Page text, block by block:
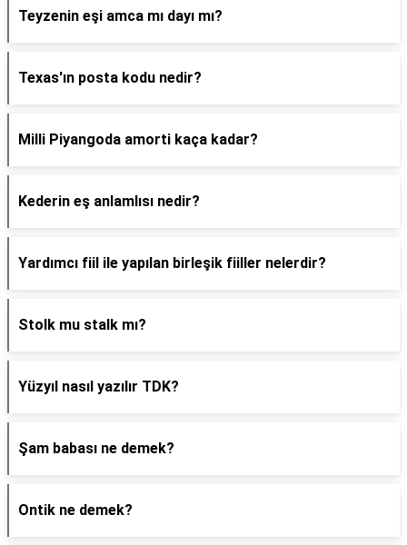
Teyzenin eşi amca mı dayı mı?
Texas'ın posta kodu nedir?
Milli Piyangoda amorti kaça kadar?
Kederin eş anlamlısı nedir?
Yardımcı fiil ile yapılan birleşik fiiller nelerdir?
Stolk mu stalk mı?
Yüzyıl nasıl yazılır TDK?
Şam babası ne demek?
Ontik ne demek?